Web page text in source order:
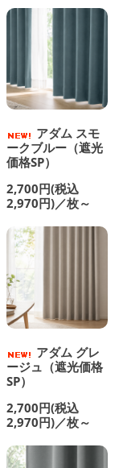
アダム スモ
ークブルー（遮光
価格SP）
2,700円(税込
2,970円)／枚～
アダム グレ
ージュ（遮光価格
SP）
2,700円(税込
2,970円)／枚～